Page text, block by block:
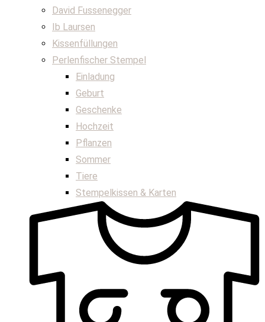
David Fussenegger
Ib Laursen
Kissenfüllungen
Perlenfischer Stempel
Einladung
Geburt
Geschenke
Hochzeit
Pflanzen
Sommer
Tiere
Stempelkissen & Karten